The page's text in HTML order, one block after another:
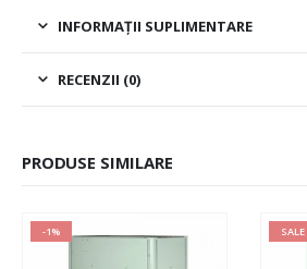
INFORMAȚII SUPLIMENTARE
RECENZII (0)
PRODUSE SIMILARE
-1% SALE